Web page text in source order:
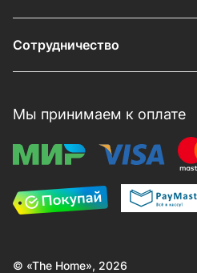
Сотрудничество
Мы принимаем к оплате
© «The Home», 2026